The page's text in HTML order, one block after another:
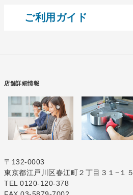
ご利用ガイド
店舗詳細情報
〒132-0003
東京都江戸川区春江町２丁目３１−１５
TEL 0120-120-378